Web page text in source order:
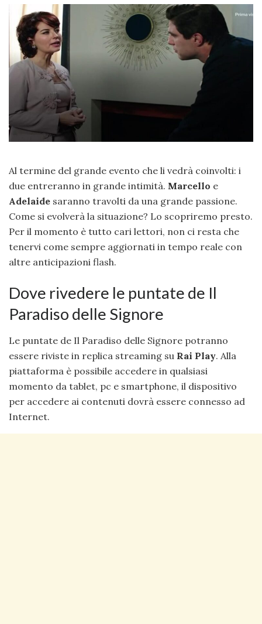
Al termine del grande evento che li vedrà coinvolti: i
due entreranno in grande intimità. Marcello e
Adelaide saranno travolti da una grande passione.
Come si evolverà la situazione? Lo scopriremo presto.
Per il momento è tutto cari lettori, non ci resta che
tenervi come sempre aggiornati in tempo reale con
altre anticipazioni flash.
Dove rivedere le puntate de Il
Paradiso delle Signore
Le puntate de Il Paradiso delle Signore potranno
essere riviste in replica streaming su Rai Play. Alla
piattaforma è possibile accedere in qualsiasi
momento da tablet, pc e smartphone, il dispositivo
per accedere ai contenuti dovrà essere connesso ad
Internet.